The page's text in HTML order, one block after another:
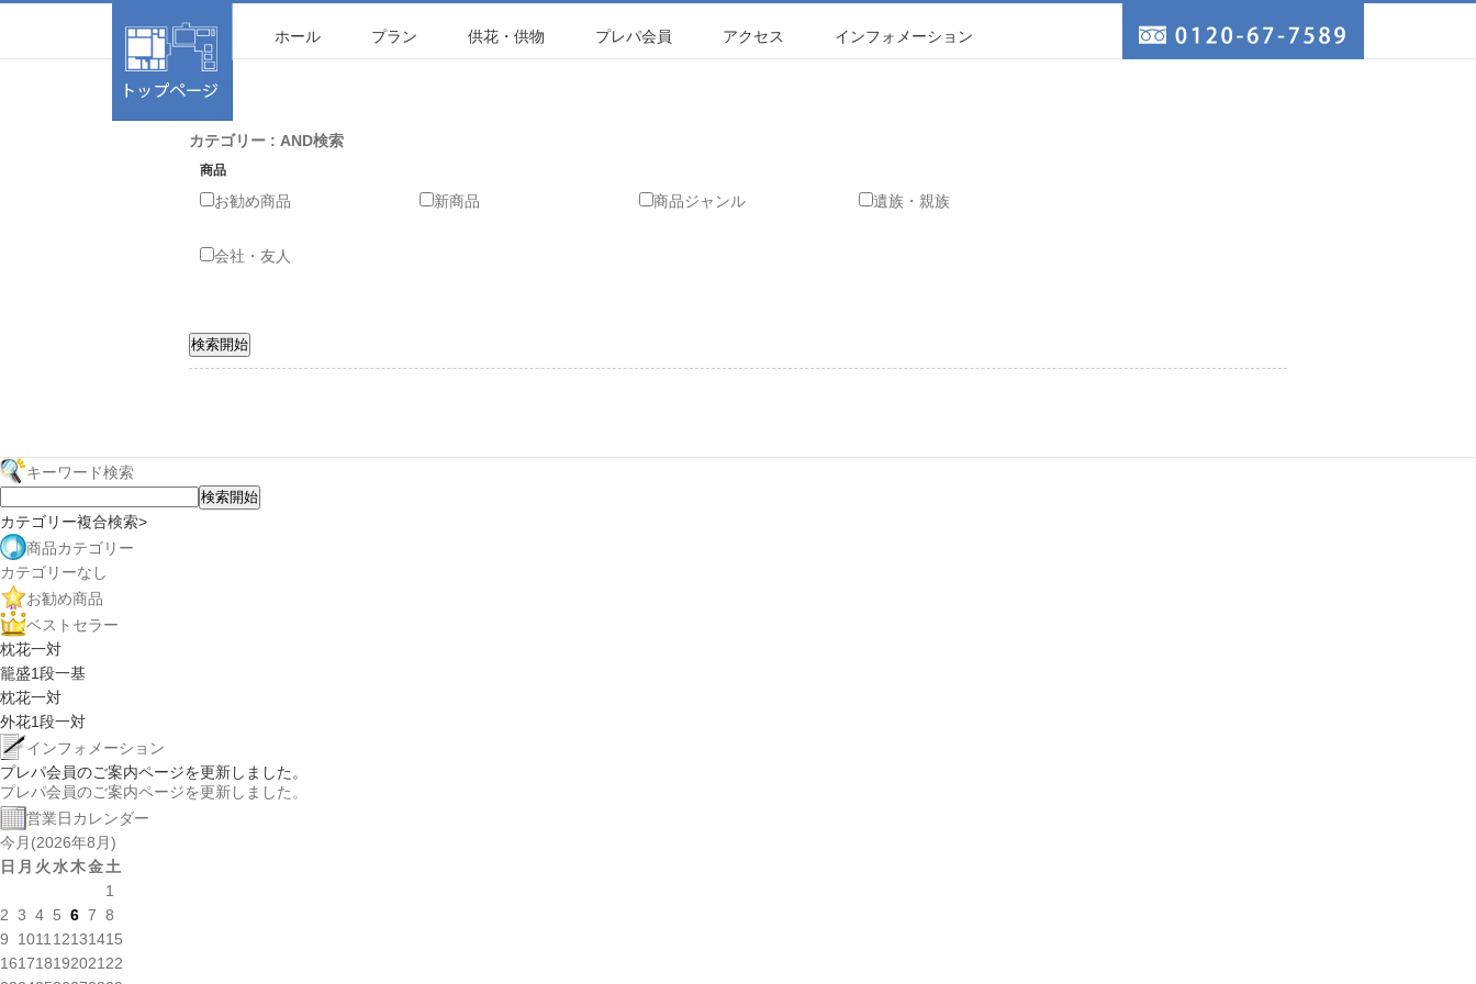
ホール プラン 供花・供物 プレパ会員 アクセス インフォメーション
カテゴリー : AND検索
商品
お勧め商品 新商品 商品ジャンル 遺族・親族
会社・友人
キーワード検索
カテゴリー複合検索>
商品カテゴリー
カテゴリーなし
お勧め商品
ベストセラー
枕花一対
籠盛1段一基
枕花一対
外花1段一対
インフォメーション
プレパ会員のご案内ページを更新しました。
プレパ会員のご案内ページを更新しました。
営業日カレンダー
今月(2026年8月)
日 月 火水木金土
1
2 3 4 5 6 7 8
9
1011 12131415
161718192021 22